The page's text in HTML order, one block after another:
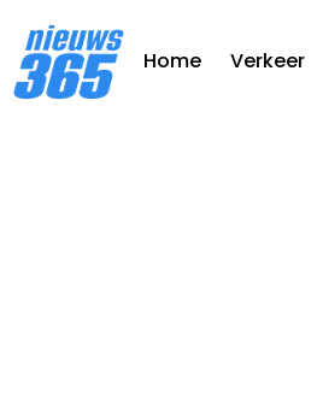
Home Verkeer